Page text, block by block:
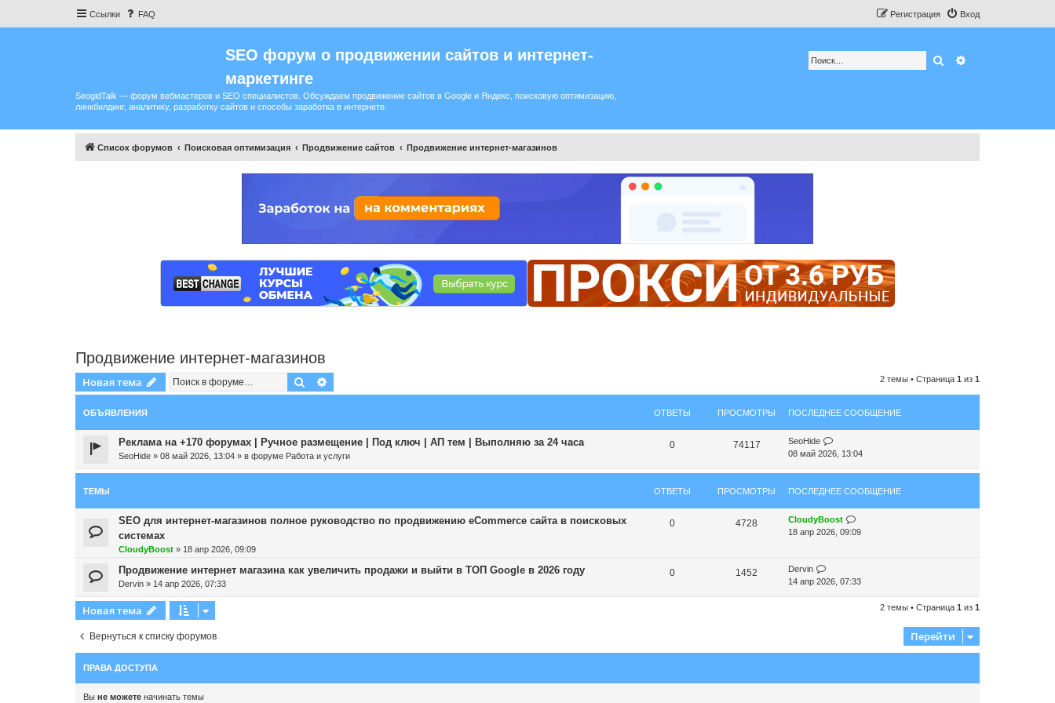
Ссылки FAQ Вход
Регистрация
SEO форум о продвижении сайтов и интернет-
маркетинге
SeogidTalk — форум вебмастеров и SEO специалистов. Обсуждаем продвижение сайтов в Google и Яндекс, поисковую оптимизацию,
линкбилдинг, аналитику, разработку сайтов и способы заработка в интернете.
Поиск
Список форумов Поисковая оптимизация Продвижение сайтов Продвижение интернет-магазинов
Продвижение интернет-магазинов
Новая тема Поиск 2 темы • Страница 1 из 1
ОБЪЯВЛЕНИЯ ОТВЕТЫ ПРОСМОТРЫ ПОСЛЕДНЕЕ СООБЩЕНИЕ
Реклама на +170 форумах | Ручное размещение | Под ключ | АП тем | Выполняю за 24 часа
SeoHide » 08 май 2026, 13:04 » в форуме Работа и услуги
0 74117
SeoHide
08 май 2026, 13:04
ТЕМЫ ОТВЕТЫ ПРОСМОТРЫ ПОСЛЕДНЕЕ СООБЩЕНИЕ
SEO для интернет-магазинов полное руководство по продвижению eCommerce сайта в поисковых
системах
CloudyBoost » 18 апр 2026, 09:09
0 4728
CloudyBoost
18 апр 2026, 09:09
Продвижение интернет магазина как увеличить продажи и выйти в ТОП Google в 2026 году
Dervin » 14 апр 2026, 07:33
0 1452
Dervin
14 апр 2026, 07:33
Новая тема 2 темы • Страница 1 из 1
Вернуться к списку форумов Перейти
ПРАВА ДОСТУПА
Вы не можете начинать темы